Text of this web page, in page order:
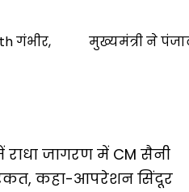
गंभीर,
मुख्यमंत्री ने
राधा जागरण में CM सैनी
कहा-आपरेशन सिंदूर